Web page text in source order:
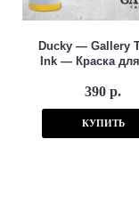
Ducky — Gallery
Ink — Краска для
390 р.
КУПИТЬ